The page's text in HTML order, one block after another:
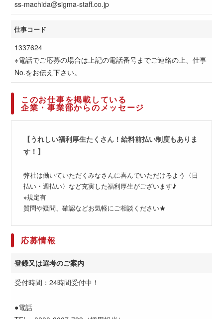
ss-machida@sigma-staff.co.jp
仕事コード
1337624
※電話でご応募の場合は上記の電話番号までご連絡の上、仕事
No.をお伝え下さい。
このお仕事を掲載している
企業・事業部からのメッセージ
【うれしい福利厚生たくさん！給料前払い制度もありま
す！】
弊社は働いていただくみなさんに喜んでいただけるよう〈日
払い・週払い〉など充実した福利厚生がございます♪
※規定有
質問や疑問、確認などお気軽にご相談ください★
応募情報
登録又は選考のご案内
受付時間：24時間受付中！
●電話